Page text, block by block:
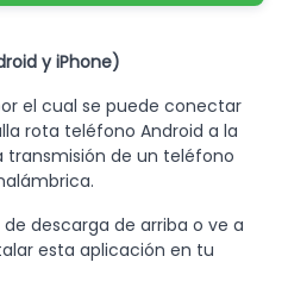
y iPhone)
el cual se puede conectar
rota teléfono Android a la
transmisión de un teléfono
descarga de arriba o ve a
esta aplicación en tu